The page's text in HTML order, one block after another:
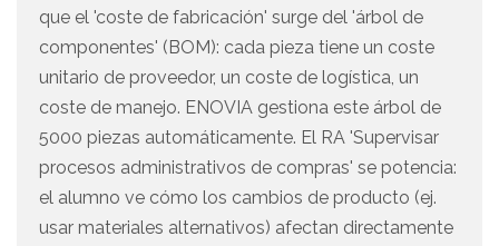
que el 'coste de fabricación' surge del 'árbol de
componentes' (BOM): cada pieza tiene un coste
unitario de proveedor, un coste de logística, un
coste de manejo. ENOVIA gestiona este árbol de
5000 piezas automáticamente. El RA 'Supervisar
procesos administrativos de compras' se potencia:
el alumno ve cómo los cambios de producto (ej.
usar materiales alternativos) afectan directamente